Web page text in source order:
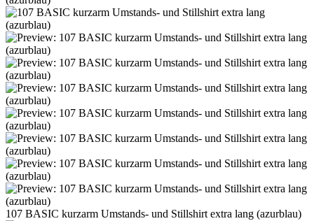
107 BASIC kurzarm Umstands- und Stillshirt extra lang (azurblau)